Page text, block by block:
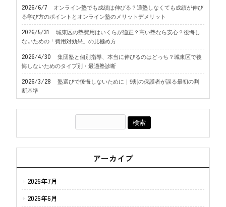
2026/6/7
オンライン塾でも成績は伸びる？通塾しなくても成績が伸び
る学び方のポイントとオンライン塾のメリットデメリット
2026/5/31
城東区の塾費用はいくらが適正？高い塾なら安心？後悔し
ないための「費用対効果」の見極め方
2026/4/30
集団塾と個別指導、本当に伸びるのはどっち？城東区で後
悔しないためのタイプ別・最適塾診断
2026/3/28
塾選びで後悔しないために｜9割の保護者が誤る最初の判
断基準
アーカイブ
2026年7月
2026年6月